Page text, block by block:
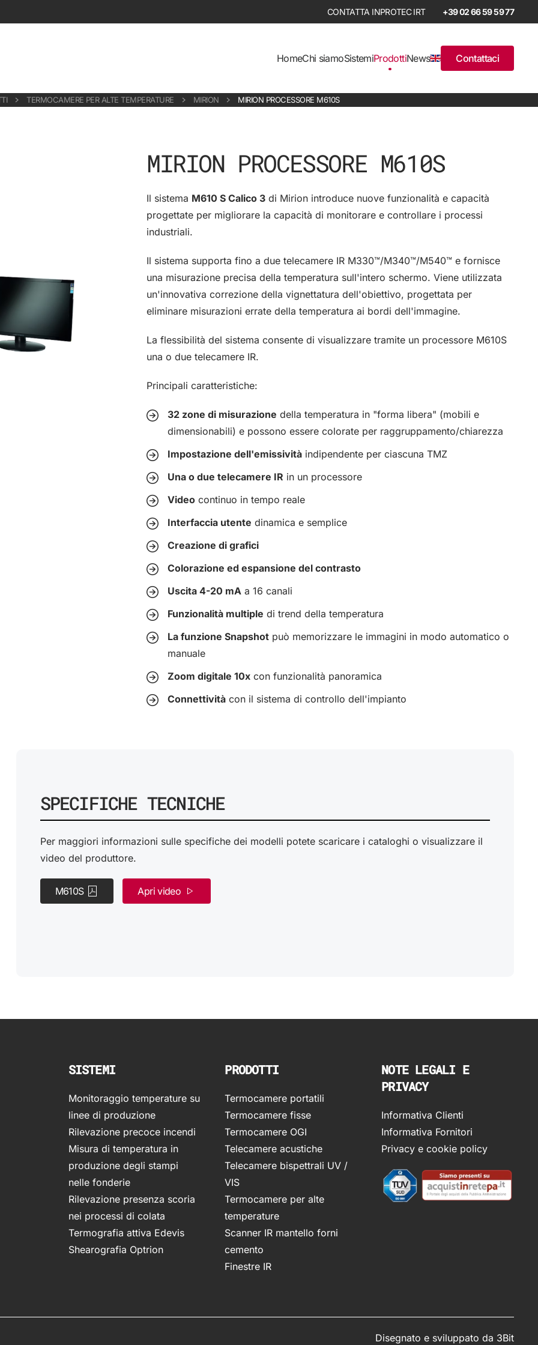
+39 02 66 59 59 77
HomeChi siamoSistemiProdottiNews Contattaci
TERMOCAMERE PER ALTE TEMPERATURE MIRION MIRION PROCESSORE M610S
MIRION PROCESSORE M610S
Il sistema M610 S Calico 3 di Mirion introduce nuove funzionalità e capacità
progettate per migliorare la capacità di monitorare e controllare i processi
industriali.
Il sistema supporta fino a due telecamere IR M330™/M340™/M540™ e fornisce
una misurazione precisa della temperatura sull'intero schermo. Viene utilizzata
un'innovativa correzione della vignettatura dell'obiettivo, progettata per
eliminare misurazioni errate della temperatura ai bordi dell'immagine.
La flessibilità del sistema consente di visualizzare tramite un processore M610S
una o due telecamere IR.
Principali caratteristiche:
32 zone di misurazione della temperatura in "forma libera" (mobili e
dimensionabili) e possono essere colorate per raggruppamento/chiarezza
Impostazione dell'emissività indipendente per ciascuna TMZ
Una o due telecamere IR in un processore
Video continuo in tempo reale
Interfaccia utente dinamica e semplice
Creazione di grafici
Colorazione ed espansione del contrasto
Uscita 4-20 mA a 16 canali
Funzionalità multiple di trend della temperatura
La funzione Snapshot può memorizzare le immagini in modo automatico o
manuale
Zoom digitale 10x con funzionalità panoramica
Connettività con il sistema di controllo dell'impianto
SPECIFICHE TECNICHE
Per maggiori informazioni sulle specifiche dei modelli potete scaricare i cataloghi o visualizzare il
video del produttore.
M610S Apri video
SISTEMI
Monitoraggio temperature su
linee di produzione
Rilevazione precoce incendi
Misura di temperatura in
produzione degli stampi
nelle fonderie
Rilevazione presenza scoria
nei processi di colata
Termografia attiva Edevis
Shearografia Optrion
PRODOTTI
Termocamere portatili
Termocamere fisse
Termocamere OGI
Telecamere acustiche
Telecamere bispettrali UV /
VIS
Termocamere per alte
temperature
Scanner IR mantello forni
cemento
Finestre IR
NOTE LEGALI E
PRIVACY
Informativa Clienti
Informativa Fornitori
Privacy e cookie policy
Disegnato e sviluppato da 3Bit